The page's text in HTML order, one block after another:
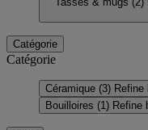
Catégorie
Catégorie
Céramique (3) Refine
Bouilloires (1) Refine